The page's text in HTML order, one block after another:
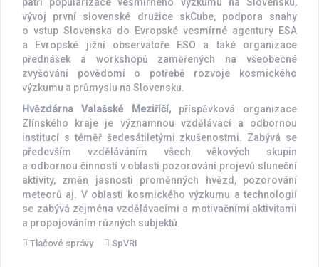
patří popularizace vesmírného výzkumu na Slovensku,
vývoj první slovenské družice skCube, podpora snahy
o vstup Slovenska do Evropské vesmírné agentury ESA
a Evropské jižní observatoře ESO a také organizace
přednášek a workshopů zaměřených na všeobecné
zvyšování povědomí o potřebě rozvoje kosmického
výzkumu a průmyslu na Slovensku.
Hvězdárna Valašské Meziříčí,příspěvková organizace
Zlínského kraje je významnou vzdělávací a odbornou
institucí s téměř šedesátiletými zkušenostmi. Zabývá se
především vzděláváním všech věkových skupin
a odbornou činností v oblasti pozorování projevů sluneční
aktivity, změn jasnosti proměnných hvězd, pozorování
meteorů aj. V oblasti kosmického výzkumu a technologií
se zabývá zejména vzdělávacími a motivačními aktivitami
a propojováním různých subjektů.
Tlačové správy SpVRI